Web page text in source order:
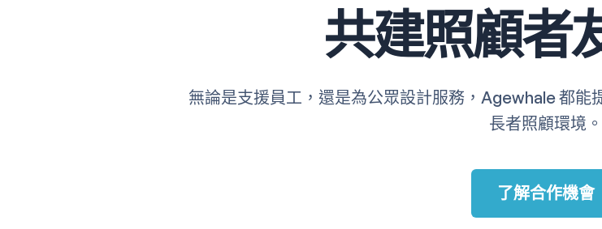
共建照顧者
無論是支援員工，還是為公眾設計服務，Agewhale 都能
長者照顧環境。
了解合作機會